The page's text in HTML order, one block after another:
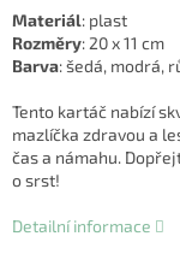
Materiál: plast
Rozměry: 20 x 11 cm
Barva: šedá, modrá,
Tento kartáč nabízí
mazlíčka zdravou a
čas a námahu.
o srst!
Detailní informace